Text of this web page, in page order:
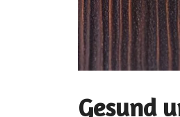
Gesund